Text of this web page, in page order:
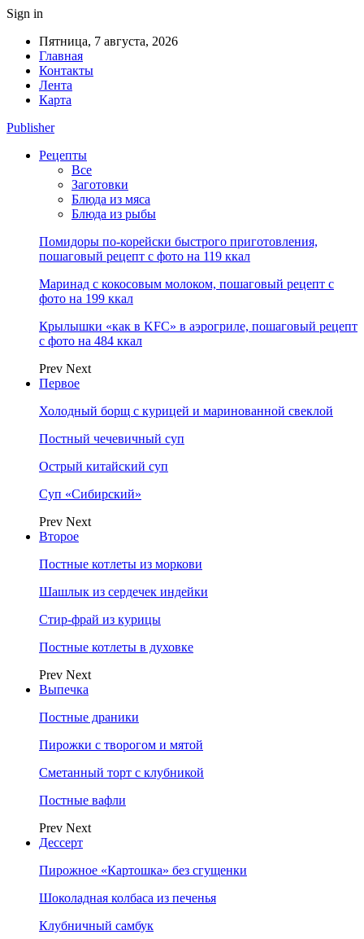
Sign in
Пятница, 7 августа, 2026
Главная
Контакты
Лента
Карта
Publisher
Рецепты
Все
Заготовки
Блюда из мяса
Блюда из рыбы
Помидоры по-корейски быстрого приготовления,
пошаговый рецепт с фото на 119 ккал
Маринад с кокосовым молоком, пошаговый рецепт с
фото на 199 ккал
Крылышки «как в KFC» в аэрогриле, пошаговый рецепт
с фото на 484 ккал
Prev Next
Первое
Холодный борщ с курицей и маринованной свеклой
Постный чечевичный суп
Острый китайский суп
Суп «Сибирский»
Prev Next
Второе
Постные котлеты из моркови
Шашлык из сердечек индейки
Стир-фрай из курицы
Постные котлеты в духовке
Prev Next
Выпечка
Постные драники
Пирожки с творогом и мятой
Сметанный торт с клубникой
Постные вафли
Prev Next
Дессерт
Пирожное «Картошка» без сгущенки
Шоколадная колбаса из печенья
Клубничный самбук